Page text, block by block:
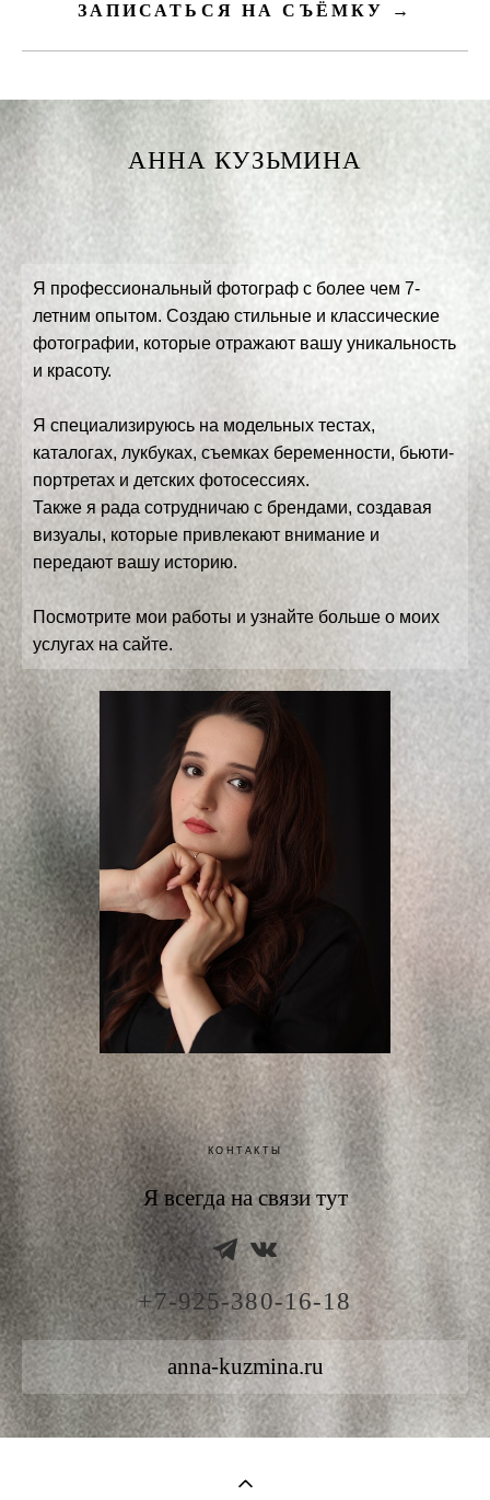
ЗАПИСАТЬСЯ НА СЪЁМКУ →
АННА КУЗЬМИНА
Я профессиональный фотограф с более чем 7-
летним опытом. Создаю стильные и классические
фотографии, которые отражают вашу уникальность
и красоту.
Я специализируюсь на модельных тестах,
каталогах, лукбуках, съемках беременности, бьюти-
портретах и детских фотосессиях.
Также я рада сотрудничаю с брендами, создавая
визуалы, которые привлекают внимание и
передают вашу историю.
Посмотрите мои работы и узнайте больше о моих
услугах на сайте.
КОНТАКТЫ
Я всегда на связи тут
+7-925-380-16-18
anna-kuzmina.ru